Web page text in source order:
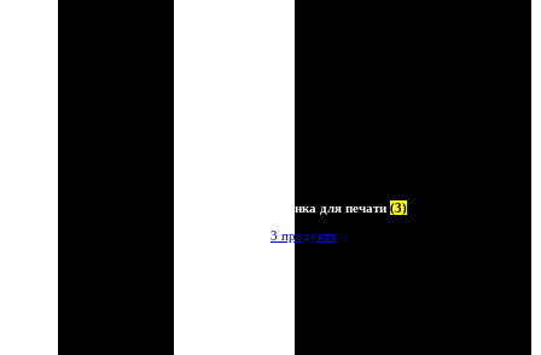
Пленка для печати (3)
3 продукта